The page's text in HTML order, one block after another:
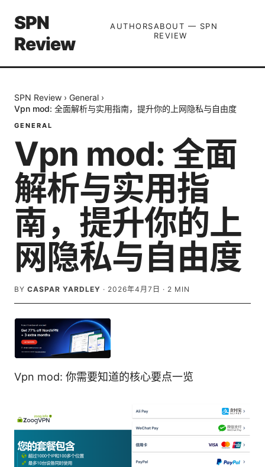
SPN
Review
AUTHORSABOUT — SPN
REVIEW
SPN Review › General ›
Vpn mod: 全面解析与实用指南，提升你的上网隐私与自由度
GENERAL
Vpn mod: 全面
解析与实用指
南，提升你的上
网隐私与自由度
BY CASPAR YARDLEY · 2026年4月7日 · 2 MIN
Vpn mod: 你需要知道的核心要点一览